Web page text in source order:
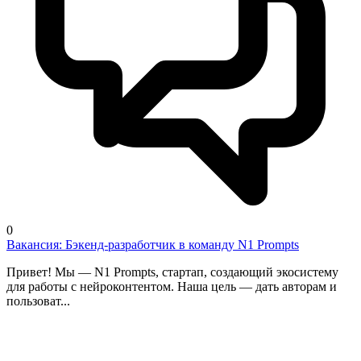
0
Вакансия: Бэкенд-разработчик в команду N1 Prompts
Привет! Мы — N1 Prompts, стартап, создающий экосистему
для работы с нейроконтентом. Наша цель — дать авторам и
пользоват...